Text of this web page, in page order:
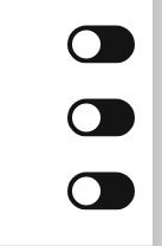
hamster
gets
hamster
class pet—
break, and
fourth grade